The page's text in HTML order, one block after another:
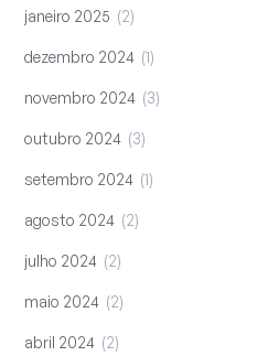
janeiro 2025 2
dezembro 2024 1
novembro 2024 3
outubro 2024 3
setembro 2024 1
agosto 2024 2
julho 2024 2
maio 2024 2
abril 2024 2